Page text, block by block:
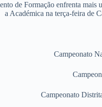
de Formação enfrenta
a Académica na terça-feira de
Campeonato
Campeonato